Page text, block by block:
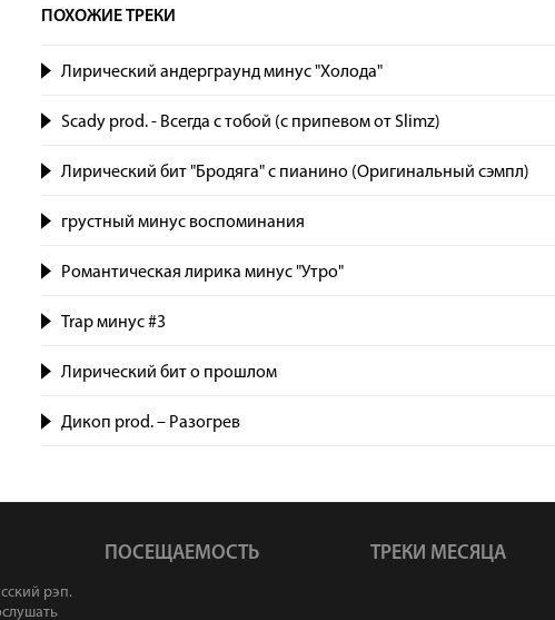
ПОХОЖИЕ ТРЕКИ
Лирический андерграунд минус "Холода"
Scady prod. - Всегда с тобой (с припевом от Slimz)
Лирический бит "Бродяга" с пианино (Оригинальный сэмпл)
грустный минус воспоминания
Романтическая лирика минус "Утро"
Trap минус #3
Лирический бит о прошлом
Дикоп prod. – Разогрев
рэп.
ПОСЕЩАЕМОСТЬ ТРЕКИ МЕСЯЦА